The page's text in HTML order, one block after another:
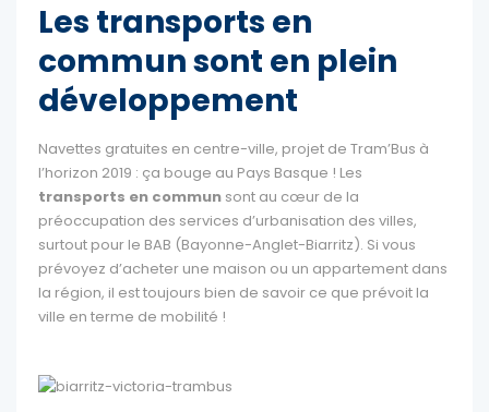
Les transports en
commun sont en plein
développement
Navettes gratuites en centre-ville, projet de Tram’Bus à
l’horizon 2019 : ça bouge au Pays Basque ! Les
transports en commun sont au cœur de la
préoccupation des services d’urbanisation des villes,
surtout pour le BAB (Bayonne-Anglet-Biarritz). Si vous
prévoyez d’acheter une maison ou un appartement dans
la région, il est toujours bien de savoir ce que prévoit la
ville en terme de mobilité !